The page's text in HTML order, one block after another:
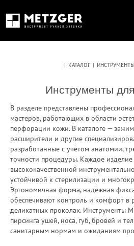
| КАТАЛОГ |
Инструменты
В разделе представлены
мастеров, работающих в области
перфорации кожи. В каталоге —
расширители и другие
разработанные с учётом анатомии,
точности процедуры. Каждое изделие
высококачественной
устойчивой к стерилизации и
Эргономичная форма, надёжная
обеспечивают контроль и комфорт в
деликатных проколах. Инструменты
пирсинга ушей, носа, губ, бровей и
санитарным нормам и ожиданиям